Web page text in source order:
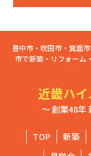
豊中市・吹田市・箕面
市で新築・リフォーム
近畿ハ
～ 創業48年
TOP 新築